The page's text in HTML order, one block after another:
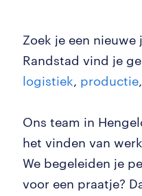
Zoek je een
Randstad vind je
logistiek, productie,
Ons team in
het vinden van
We begeleiden je
voor een praatje?